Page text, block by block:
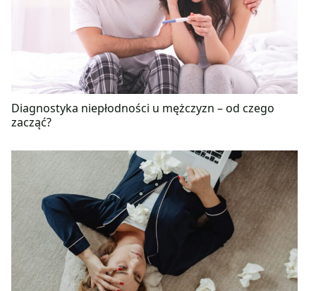
Diagnostyka niepłodności u mężczyzn – od czego
zacząć?